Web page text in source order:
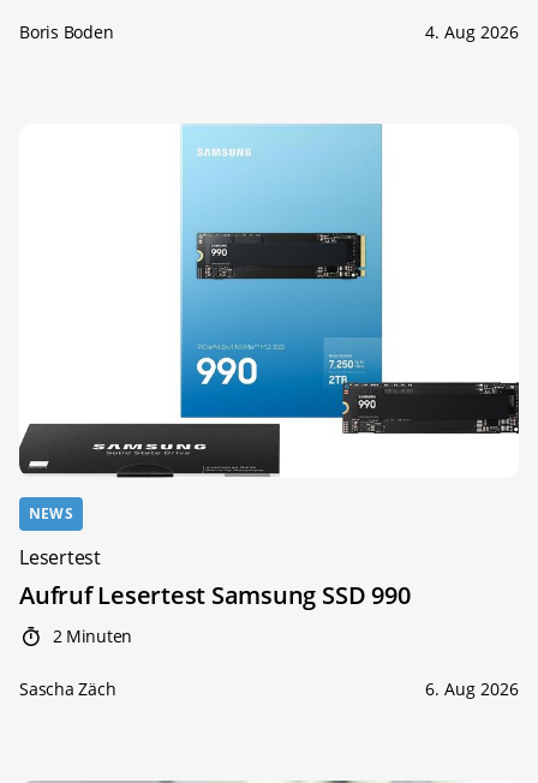
Boris Boden 4. Aug 2026
NEWS
Lesertest
Aufruf Lesertest Samsung SSD 990
2 Minuten
Sascha Zäch 6. Aug 2026